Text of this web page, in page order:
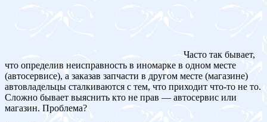
Часто так бывает,
что определив неисправность в иномарке в одном месте
(автосервисе), а заказав запчасти в другом месте (магазине)
автовладельцы сталкиваются с тем, что приходит что-то не то.
Сложно бывает выяснить кто не прав — автосервис или
магазин. Проблема?